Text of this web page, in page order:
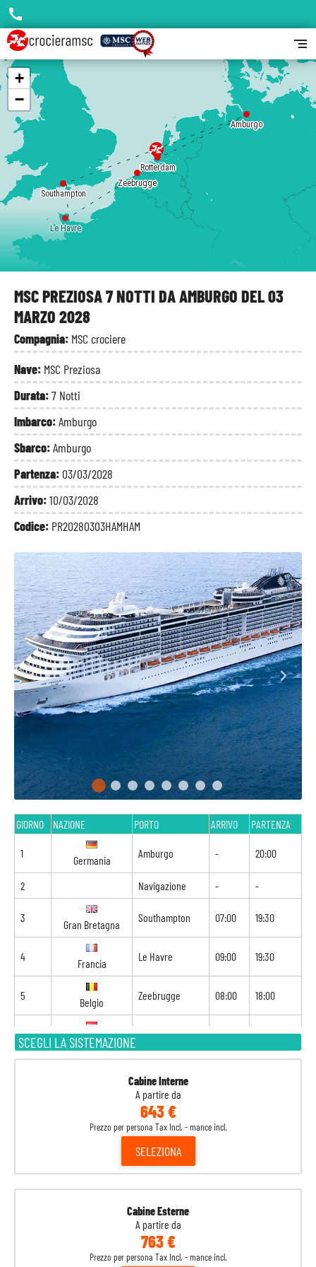
MSC PREZIOSA 7 NOTTI DA AMBURGO DEL 03
MARZO 2028
Compagnia: MSC crociere
Nave: MSC Preziosa
Durata:7 Notti
Imbarco:Amburgo
Sbarco:Amburgo
Partenza: 03/03/2028
Arrivo:10/03/2028
Codice: PR20280303HAMHAM
SCEGLI LA SISTEMAZIONE
Cabine Interne
A partire da
643 €
Prezzo per persona Tax Incl. - mance incl.
SELEZIONA
Cabine Esterne
A partire da
763 €
Prezzo per persona Tax Incl. - mance incl.
GIORNO NAZIONE PORTO ARRIVO PARTENZA
1
Germania
Amburgo - 20:00
2 Navigazione - -
3
Gran Bretagna
Southampton 07:00 19:30
4
Francia
Le Havre 09:00 19:30
5
Belgio
Zeebrugge 08:00 18:00
6
Olanda
Rotterdam 08:00 19:00
Amburgo
Amburgo
Southampton
Le Havre
Zeebrugge
Rotterdam
+
−
call
segment